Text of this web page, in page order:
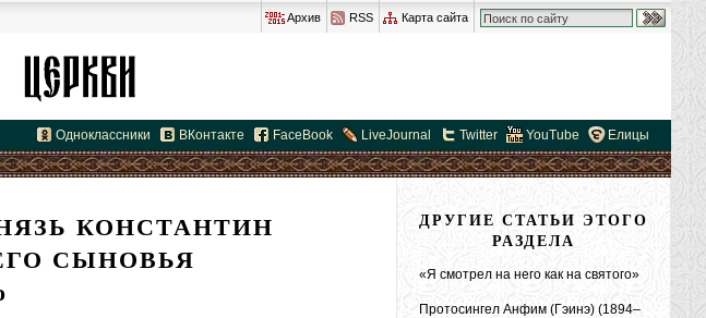
Архив RSS Карта сайта
Одноклассники ВКонтакте FaceBook LiveJournal Twitter YouTube Елицы
КОНСТАНТИН
СЫНОВЬЯ
ДРУГИЕ СТАТЬИ ЭТОГО
РАЗДЕЛА
«Я смотрел на него как на святого»
Протосингел Анфим (Гэинэ) (1894–